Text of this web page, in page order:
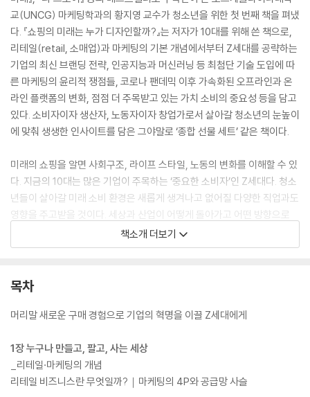
교(UNCG) 마케팅학과의 황지영 교수가 청소년을 위한 첫 번째 책을 펴냈
다. 『쇼핑의 미래는 누가 디자인할까?』는 저자가 10대를 위해 쓴 책으로,
리테일(retail, 소매업)과 마케팅의 기본 개념에서부터 Z세대를 공략하는
기업의 최신 브랜딩 전략, 인공지능과 머신러닝 등 최첨단 기술 도입에 따
른 마케팅의 윤리적 쟁점들, 코로나 팬데믹 이후 가속화된 오프라인과 온
라인 플랫폼의 변화, 점점 더 주목받고 있는 가치 소비의 중요성 등을 담고
있다. 소비자이자 생산자, 노동자이자 창업가로서 살아갈 청소년의 눈높이
에 맞춰 생생한 인사이트를 담은 그야말로 ‘종합 선물 세트’ 같은 책이다.
미래의 쇼핑을 알면 사회구조, 라이프 스타일, 노동의 변화를 이해할 수 있
다. 지금의 10대는 많은 기업이 주목하는 ‘중요한 소비자’인 Z세대다. 청소
년들이 살아갈 미래 소비 환경은 새롭게 생겨나고 없어질 다양한 직업과도
영향을 주고받을 것이다. 세상과 산업이 어떻게 돌아가고 어떤 방향으로
흘러가는지 관심을 가지고, 이해하고, 준비해야 한다. 똑똑한 소비자로서,
또 한 사람의 직업인으로서 이루어 내는 일들이 새로운 세상으로 이동하는
자 한 소비에 대한 관점이 여러분이 보다 깨어 있는 소비자로 살아가는 데,
로 바랍니다. 여러분을 응원합니다.”라고 밝히고 있다.
책소개 더보기
목차
머리말 새로운 구매 경험으로 기업의 혁명을 이끌 Z세대에게
1장 누구나 만들고, 팔고, 사는 세상
_리테일·마케팅의 개념
리테일 비즈니스란 무엇일까?｜마케팅의 4P와 공급망 사슬